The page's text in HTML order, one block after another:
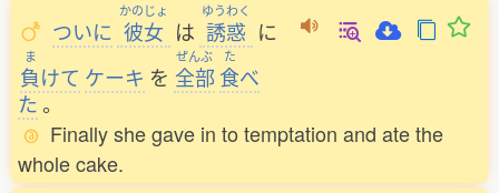
ついに
かのじょ
彼女 は
ゆうわく
誘惑 に
ま
負けて ケーキ を
ぜんぶ
全部
た
食べ
た。
Finally she gave in to temptation and ate the
whole cake.